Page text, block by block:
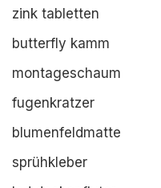
zink tabletten
butterfly kamm
montageschaum
fugenkratzer
blumenfeldmatte
sprühkleber